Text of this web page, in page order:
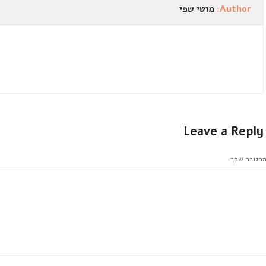
Author: מוטי שפי
Leave a Reply
התגובה שלך